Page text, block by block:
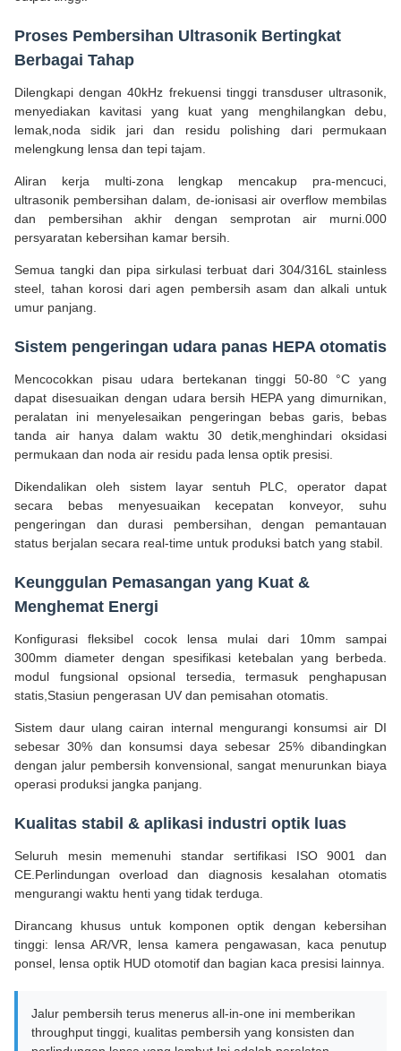
Proses Pembersihan Ultrasonik Bertingkat
Berbagai Tahap
Dilengkapi dengan 40kHz frekuensi tinggi transduser ultrasonik,
menyediakan kavitasi yang kuat yang menghilangkan debu,
lemak,noda sidik jari dan residu polishing dari permukaan
melengkung lensa dan tepi tajam.
Aliran kerja multi-zona lengkap mencakup pra-mencuci,
ultrasonik pembersihan dalam, de-ionisasi air overflow membilas
dan pembersihan akhir dengan semprotan air murni.000
persyaratan kebersihan kamar bersih.
Semua tangki dan pipa sirkulasi terbuat dari 304/316L stainless
steel, tahan korosi dari agen pembersih asam dan alkali untuk
umur panjang.
Sistem pengeringan udara panas HEPA otomatis
Mencocokkan pisau udara bertekanan tinggi 50-80 °C yang
dapat disesuaikan dengan udara bersih HEPA yang dimurnikan,
peralatan ini menyelesaikan pengeringan bebas garis, bebas
tanda air hanya dalam waktu 30 detik,menghindari oksidasi
permukaan dan noda air residu pada lensa optik presisi.
Dikendalikan oleh sistem layar sentuh PLC, operator dapat
secara bebas menyesuaikan kecepatan konveyor, suhu
pengeringan dan durasi pembersihan, dengan pemantauan
status berjalan secara real-time untuk produksi batch yang stabil.
Keunggulan Pemasangan yang Kuat &
Menghemat Energi
Konfigurasi fleksibel cocok lensa mulai dari 10mm sampai
300mm diameter dengan spesifikasi ketebalan yang berbeda.
modul fungsional opsional tersedia, termasuk penghapusan
statis,Stasiun pengerasan UV dan pemisahan otomatis.
Sistem daur ulang cairan internal mengurangi konsumsi air DI
sebesar 30% dan konsumsi daya sebesar 25% dibandingkan
dengan jalur pembersih konvensional, sangat menurunkan biaya
operasi produksi jangka panjang.
Kualitas stabil & aplikasi industri optik luas
Seluruh mesin memenuhi standar sertifikasi ISO 9001 dan
CE.Perlindungan overload dan diagnosis kesalahan otomatis
mengurangi waktu henti yang tidak terduga.
Dirancang khusus untuk komponen optik dengan kebersihan
tinggi: lensa AR/VR, lensa kamera pengawasan, kaca penutup
ponsel, lensa optik HUD otomotif dan bagian kaca presisi lainnya.
Jalur pembersih terus menerus all-in-one ini memberikan
throughput tinggi, kualitas pembersih yang konsisten dan